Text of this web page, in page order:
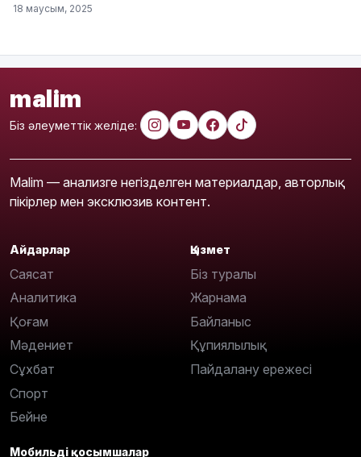
18 маусым, 2025
malim
Біз әлеуметтік желіде:
Malim — анализге негізделген материалдар, авторлық
пікірлер мен эксклюзив контент.
Айдарлар
Саясат
Аналитика
Қоғам
Мәдениет
Сұхбат
Спорт
Бейне
Қызмет
Біз туралы
Жарнама
Байланыс
Құпиялылық
Пайдалану ережесі
Мобильді қосымшалар